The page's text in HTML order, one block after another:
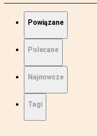
Powiązane
Polecane
Najnowsze
Tagi